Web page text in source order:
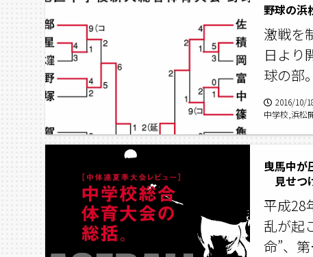
野球の浜
激戦を
日より
球の部
2016/10/
中学校,浜松
曳馬中が
見せつ
平成28
乱が起
命”、